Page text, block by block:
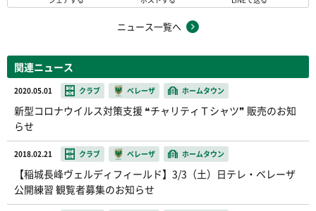
ニュース一覧へ
関連ニュース
2020.05.01 クラブ ベレーザ ホームタウン
新型コロナウイルス対策支援 ❝チャリティＴシャツ❞ 販売のお知
らせ
2018.02.21 クラブ ベレーザ ホームタウン
【稲城長峰ヴェルディフィールド】3/3（土）日テレ・ベレーザ
公開練習 観覧者募集のお知らせ